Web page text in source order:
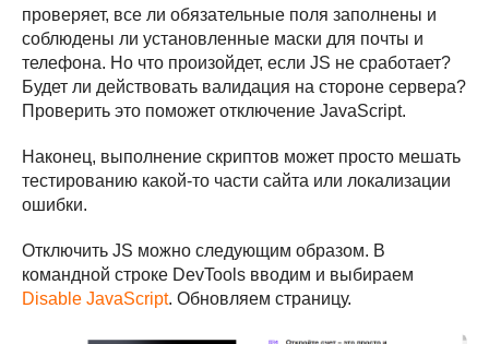
проверяет, все ли обязательные поля заполнены и
соблюдены ли установленные маски для почты и
телефона. Но что произойдет, если JS не сработает?
Будет ли действовать валидация на стороне сервера?
Проверить это поможет отключение JavaScript.
Наконец, выполнение скриптов может просто мешать
тестированию какой-то части сайта или локализации
ошибки.
Отключить JS можно следующим образом. В
командной строке DevTools вводим и выбираем
Disable JavaScript. Обновляем страницу.
тестирование
Нанять выпускника
Работа у нас
Агентство testCloud
Курс «Автоматизация
на Python»
Курс по API
Devtools-тренажёр
JWT-тренажёр
JSON-тренажёр
Мерч QA Studio